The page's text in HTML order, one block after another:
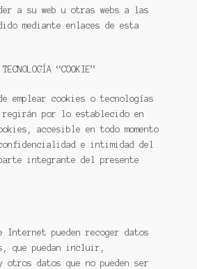
a su web u otras webs a las
mediante enlaces de esta
“COOKIE”
emplear cookies o tecnologías
regirán por lo establecido en
accesible en todo momento
e intimidad del
integrante del presente
Internet pueden recoger datos
que puedan incluir,
datos que no pueden ser